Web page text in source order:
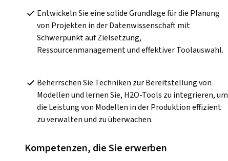
Entwickeln Sie eine solide Grundlage für die Planung
von Projekten in der Datenwissenschaft mit
Schwerpunkt auf Zielsetzung,
Ressourcenmanagement und effektiver Toolauswahl.
Beherrschen Sie Techniken zur Bereitstellung von
Modellen und lernen Sie, H2O-Tools zu integrieren, um
die Leistung von Modellen in der Produktion effizient
zu verwalten und zu überwachen.
Kompetenzen, die Sie erwerben